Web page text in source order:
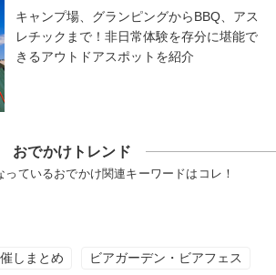
キャンプ場、グランピングからBBQ、アス
レチックまで！非日常体験を存分に堪能で
きるアウトドアスポットを紹介
おでかけトレンド
っているおでかけ関連キーワードはコレ！
しまとめ ビアガーデン・ビアフェス